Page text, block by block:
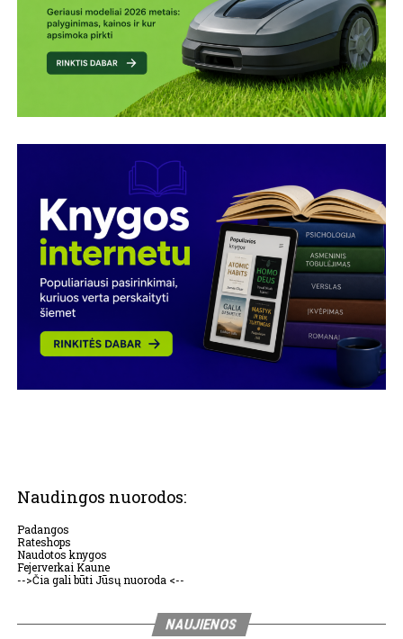
Naudingos nuorodos:
Padangos
Rateshops
Naudotos knygos
Fejerverkai Kaune
-->Čia gali būti Jūsų nuoroda <--
NAUJIENOS